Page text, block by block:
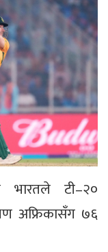
भारतले टी–२०
अफ्रिकासँग ७६